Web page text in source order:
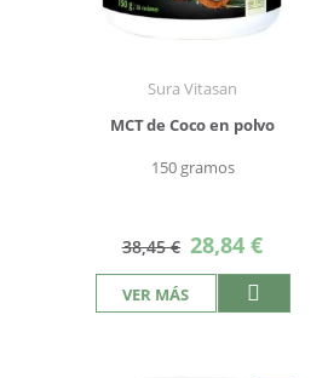
Sura Vitasan
MCT de Coco en polvo
150 gramos
38,45 € Precio
especial
28,84 €
VER MÁS